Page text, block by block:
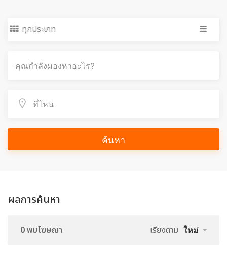
ทุกประเภท
ค้นหา
ผลการค้นหา
0 พบโฆษณา เรียงตาม ใหม่